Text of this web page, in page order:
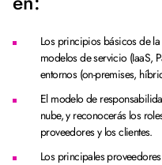
Los principios básicos de
modelos de servicio (IaaS,
entornos (on-premises,
El modelo de
nube, y reconocerás los
proveedores y los clientes.
Los principales